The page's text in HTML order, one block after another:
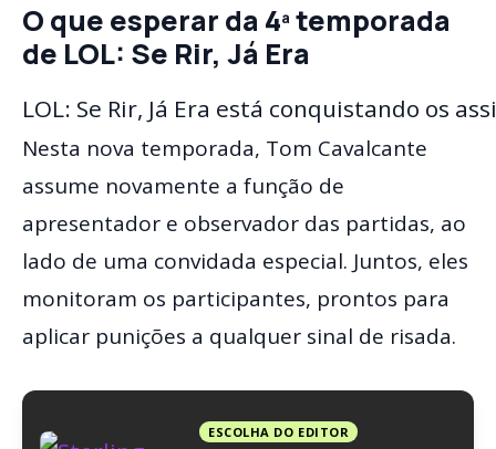
O que esperar da 4ª temporada
de LOL: Se Rir, Já Era
LOL: Se Rir, Já Era está conquistando os
Nesta nova temporada, Tom Cavalcante
assume novamente a função de
apresentador e observador das partidas, ao
lado de uma convidada especial. Juntos, eles
monitoram os participantes, prontos para
aplicar punições a qualquer sinal de risada.
ESCOLHA DO EDITOR